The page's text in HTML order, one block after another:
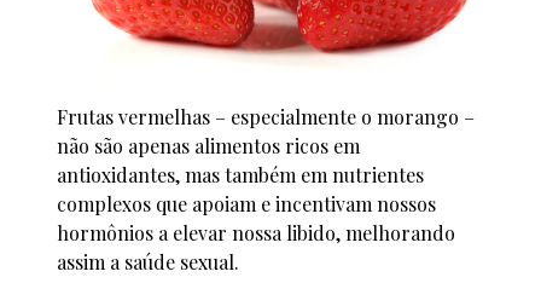
Frutas vermelhas – especialmente o morango –
não são apenas alimentos ricos em
antioxidantes, mas também em nutrientes
complexos que apoiam e incentivam nossos
hormônios a elevar nossa libido, melhorando
assim a saúde sexual.